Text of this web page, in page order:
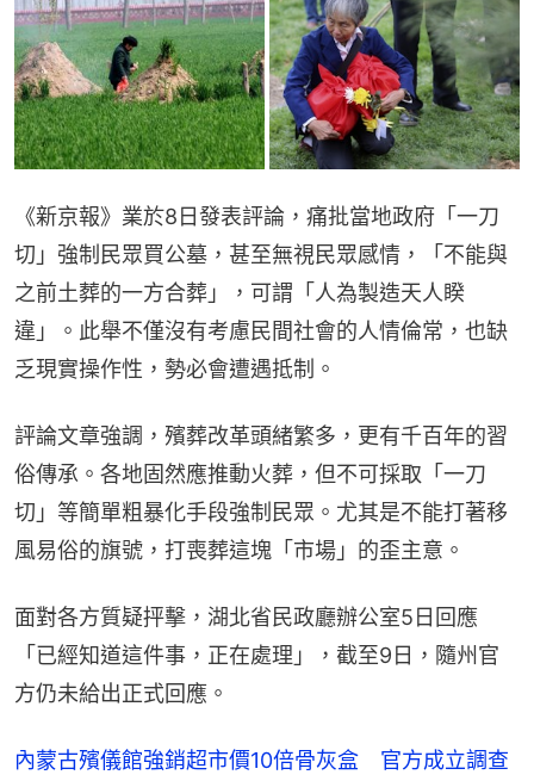
《新京報》業於8日發表評論，痛批當地政府「一刀
切」強制民眾買公墓，甚至無視民眾感情，「不能與
之前土葬的一方合葬」，可謂「人為製造天人睽
違」。此舉不僅沒有考慮民間社會的人情倫常，也缺
乏現實操作性，勢必會遭遇抵制。
評論文章強調，殯葬改革頭緒繁多，更有千百年的習
俗傳承。各地固然應推動火葬，但不可採取「一刀
切」等簡單粗暴化手段強制民眾。尤其是不能打著移
風易俗的旗號，打喪葬這塊「市場」的歪主意。
面對各方質疑抨擊，湖北省民政廳辦公室5日回應
「已經知道這件事，正在處理」，截至9日，隨州官
方仍未給出正式回應。
內蒙古殯儀館強銷超市價10倍骨灰盒 官方成立調查